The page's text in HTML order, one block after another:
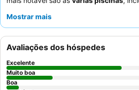
exteriores com flores cor-de-rosa e
e o farto e delicioso buffet de
melhor experiência, considere pedir um
superior para potencialmente ter
mais tranquila.
Mostrar mais
Avaliações dos hóspedes
Excelente
Muito boa
Boa